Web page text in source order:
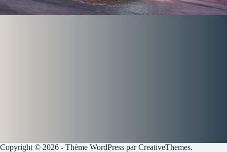
Copyright © 2026 - Thème WordPress parCreativeThemes.